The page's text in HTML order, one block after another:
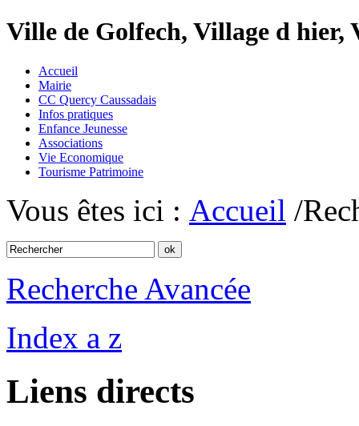
Ville de Golfech, Village d
Accueil
Mairie
CC Quercy Caussadais
Infos pratiques
Enfance Jeunesse
Associations
Vie Economique
Tourisme Patrimoine
Vous êtes ici : Accueil /
Recherche Avancée
Index a z
Liens directs